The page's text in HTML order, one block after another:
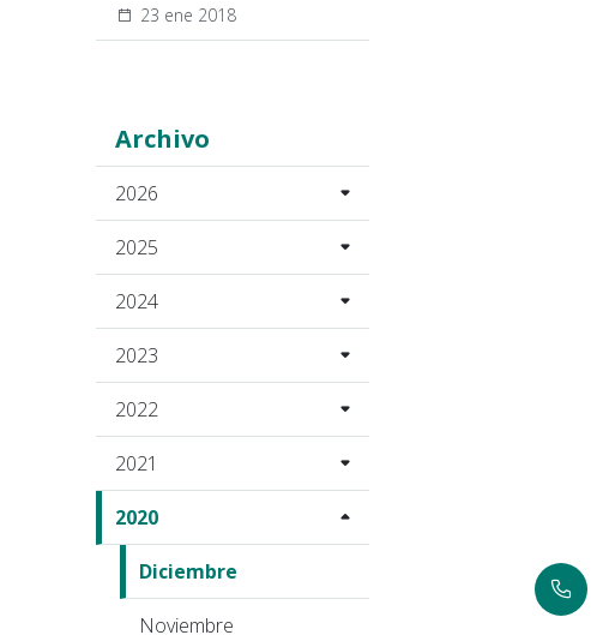
23 ene 2018
Archivo
2026
2025
2024
2023
2022
2021
2020
Diciembre
Noviembre